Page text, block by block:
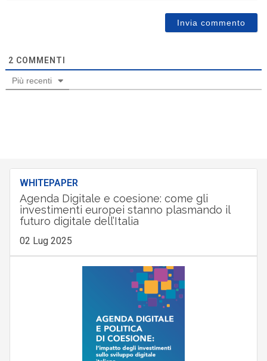
2 COMMENTI
Più recenti
WHITEPAPER
Agenda Digitale e coesione: come gli
investimenti europei stanno plasmando il
futuro digitale dell’Italia
02 Lug 2025